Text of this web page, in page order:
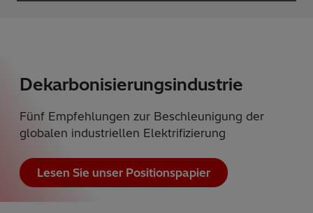
Dekarbonisierungsindustrie
Fünf Empfehlungen zur Beschleunigung der
globalen industriellen Elektrifizierung
Lesen Sie unser Positionspapier